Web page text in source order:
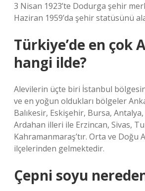
3 Nisan 1923’te Dodurga şehir
Haziran 1959’da şehir statüsünü
Türkiye’de en çok
hangi ilde?
Alevilerin üçte biri İstanbul
ve en yoğun oldukları bölgeler
Balıkesir, Eskişehir, Bursa, Antalya,
Ardahan illeri ile Erzincan, Sivas,
Kahramanmaraş’tır. Orta ve Doğu
ilçelerinden gelmektedir.
Çepni soyu